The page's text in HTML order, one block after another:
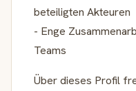
beteiligten Akteuren
- Enge
Teams
Über dieses Profil